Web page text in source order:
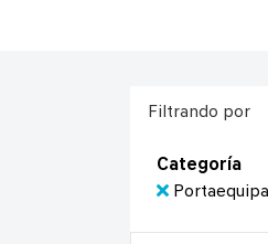
Filtrando por
Categoría